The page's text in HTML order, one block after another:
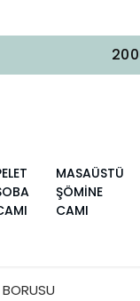
MASAÜSTÜ
ŞÖMİNE
CAMI